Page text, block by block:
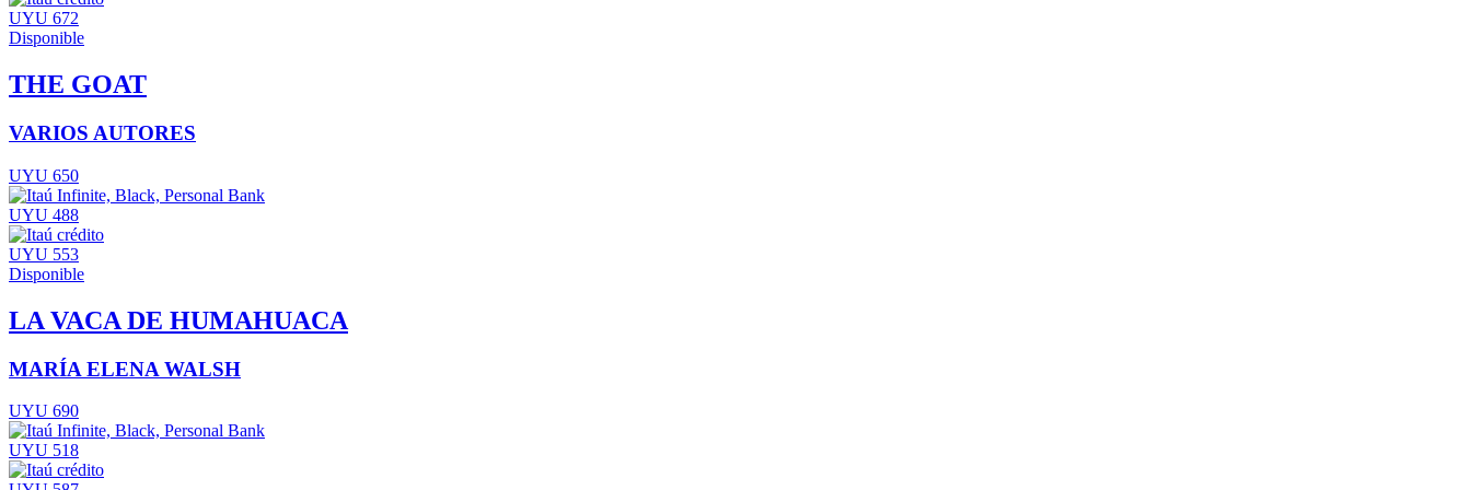
UYU 672
Disponible
THE GOAT
VARIOS AUTORES
UYU 650
UYU 488
UYU 553
Disponible
LA VACA DE HUMAHUACA
MARÍA ELENA WALSH
UYU 690
UYU 518